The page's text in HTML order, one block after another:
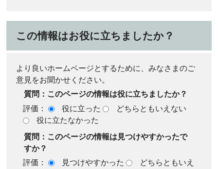
この情報はお役に立ちましたか？
より良いホームページとするために、みなさまのご
意見をお聞かせください。
質問：このページの情報は役に立ちましたか？
評価：
役に立った
どちらともいえない
役に立たなかった
質問：このページの情報は見つけやすかったで
すか？
評価：
見つけやすかった
どちらともいえ